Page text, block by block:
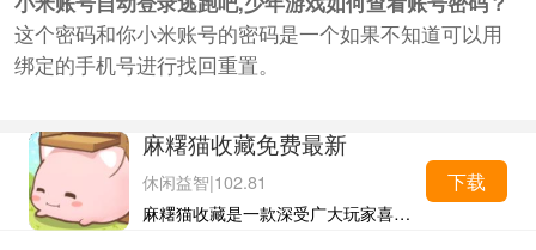
这个密码和你小米账号的密码是一个如果不知道可以用
绑定的手机号进行找回重置。
麻糬猫收藏免费最新
休闲益智|102.81
麻糬猫收藏是一款深受广大玩家喜欢的休闲益智类游戏，在这款游戏中，玩家可以放松自己的心情，解脱自己一天的压力，在游戏中去收集各种各样的麻薯猫，游戏中没有任何有关于打...
下载